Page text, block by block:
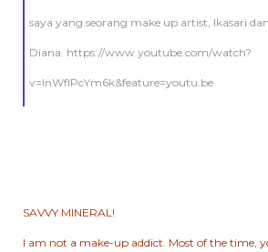
saya yang seorang make up artist, Ikasari
Diana. https://www.youtube.com/watch?
v=lnWfIPcYm6k&feature=youtu.be
SAVVY MINERAL!
I am not a make-up addict. Most of the time,